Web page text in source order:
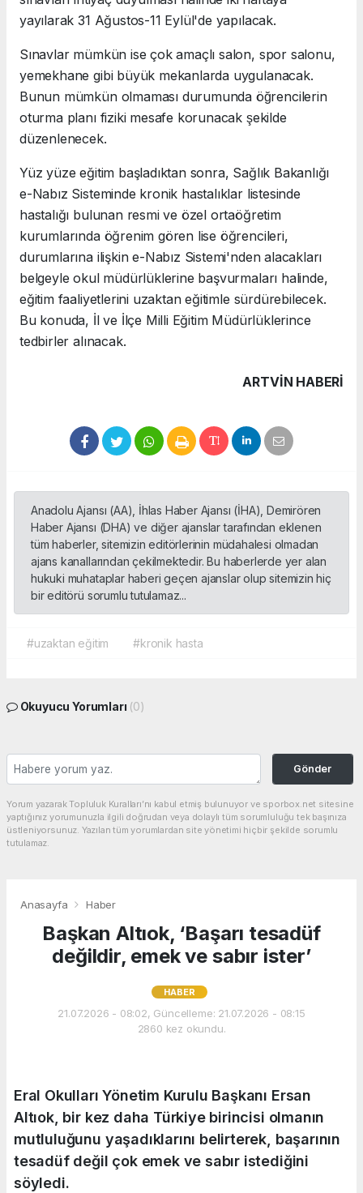
yayılarak 31 Ağustos-11 Eylül'de yapılacak.
Sınavlar mümkün ise çok amaçlı salon, spor salonu,
yemekhane gibi büyük mekanlarda uygulanacak.
Bunun mümkün olmaması durumunda öğrencilerin
oturma planı fiziki mesafe korunacak şekilde
düzenlenecek.
Yüz yüze eğitim başladıktan sonra, Sağlık Bakanlığı
e-Nabız Sisteminde kronik hastalıklar listesinde
hastalığı bulunan resmi ve özel ortaöğretim
kurumlarında öğrenim gören lise öğrencileri,
durumlarına ilişkin e-Nabız Sistemi'nden alacakları
belgeyle okul müdürlüklerine başvurmaları halinde,
eğitim faaliyetlerini uzaktan eğitimle sürdürebilecek.
Bu konuda, İl ve İlçe Milli Eğitim Müdürlüklerince
tedbirler alınacak.
ARTVIN HABERİ
Anadolu Ajansı (AA), İhlas Haber Ajansı (İHA), Demirören
Haber Ajansı (DHA) ve diğer ajanslar tarafından eklenen
tüm haberler, sitemizin editörlerinin müdahalesi olmadan
ajans kanallarından çekilmektedir. Bu haberlerde yer alan
hukuki muhataplar haberi geçen ajanslar olup sitemizin hiç
bir editörü sorumlu tutulamaz...
#uzaktan eğitim #kronik hasta
Okuyucu Yorumları (0)
Gönder
Yorum yazarak Topluluk Kuralları’nı kabul etmiş bulunuyor ve sporbox.net sitesine
yaptığınız yorumunuzla ilgili doğrudan veya dolaylı tüm sorumluluğu tek başınıza
üstleniyorsunuz. Yazılan tüm yorumlardan site yönetimi hiçbir şekilde sorumlu
tutulamaz.
Anasayfa Haber
Başkan Altıok, ‘Başarı tesadüf
değildir, emek ve sabır ister’
HABER
21.07.2026 - 08:02, Güncelleme: 21.07.2026 - 08:15
2860 kez okundu.
Eral Okulları Yönetim Kurulu Başkanı Ersan
Altıok, bir kez daha Türkiye birincisi olmanın
mutluluğunu yaşadıklarını belirterek, başarının
tesadüf değil çok emek ve sabır istediğini
söyledi.